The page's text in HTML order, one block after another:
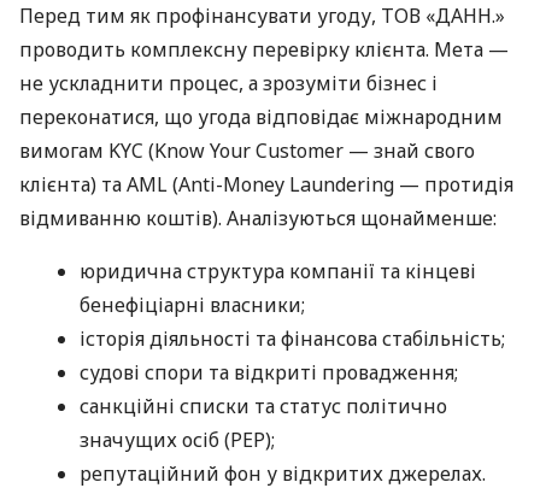
Перед тим як профінансувати угоду, ТОВ «ДАНН.»
проводить комплексну перевірку клієнта. Мета —
не ускладнити процес, а зрозуміти бізнес і
переконатися, що угода відповідає міжнародним
вимогам KYC (Know Your Customer — знай свого
клієнта) та AML (Anti-Money Laundering — протидія
відмиванню коштів). Аналізуються щонайменше:
юридична структура компанії та кінцеві
бенефіціарні власники;
історія діяльності та фінансова стабільність;
судові спори та відкриті провадження;
санкційні списки та статус політично
значущих осіб (PEP);
репутаційний фон у відкритих джерелах.